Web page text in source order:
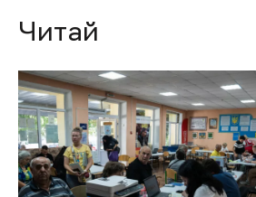
Читай